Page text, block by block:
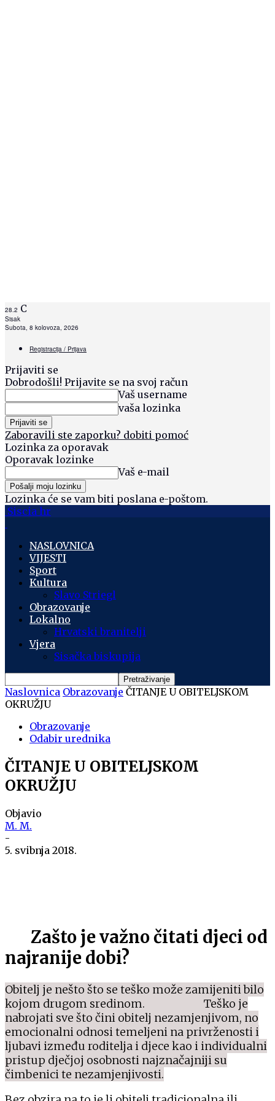
28.2 C
Sisak
Subota, 8 kolovoza, 2026
Registracija / Prijava
Prijaviti se
Dobrodošli! Prijavite se na svoj račun
Vaš username
vaša lozinka
Zaboravili ste zaporku? dobiti pomoć
Lozinka za oporavak
Oporavak lozinke
Vaš e-mail
Lozinka će se vam biti poslana e-poštom.
Siscia hr
NASLOVNICA
VIJESTI
Sport
Kultura
Slavo Striegl
Obrazovanje
Lokalno
Hrvatski branitelji
Vjera
Sisačka biskupija
Naslovnica Obrazovanje ČITANJE U OBITELJSKOM
OKRUŽJU
Obrazovanje
Odabir urednika
ČITANJE U OBITELJSKOM
OKRUŽJU
Objavio
M. M.
-
5. svibnja 2018.
Zašto je važno čitati djeci od
najranije dobi?
Obitelj je nešto što se teško može zamijeniti bilo
kojom drugom sredinom. Teško je
nabrojati sve što čini obitelj nezamjenjivom, no
emocionalni odnosi temeljeni na privrženosti i
ljubavi između roditelja i djece kao i individualni
pristup dječjoj osobnosti najznačajniji su
čimbenici te nezamjenjivosti.